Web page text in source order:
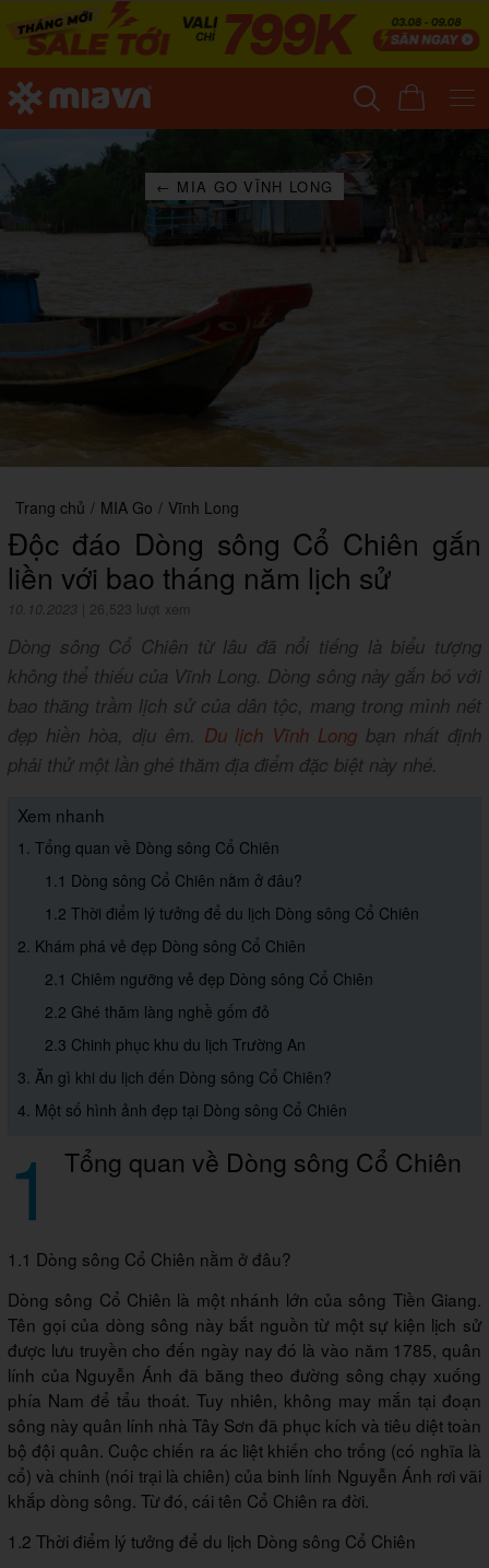
← MIA GO VĨNH LONG
Trang chủ / MIA Go / Vĩnh Long
Độc đáo Dòng sông Cổ Chiên gắn
liền với bao tháng năm lịch sử
10.10.2023 26,523 lượt xem
Dòng sông Cổ Chiên từ lâu đã nổi tiếng là biểu tượng
không thể thiếu của Vĩnh Long. Dòng sông này gắn bó với
bao thăng trầm lịch sử của dân tộc, mang trong mình nét
đẹp hiền hòa, dịu êm. Du lịch Vĩnh Long bạn nhất định
phải thử một lần ghé thăm địa điểm đặc biệt này nhé.
Xem nhanh
1. Tổng quan về Dòng sông Cổ Chiên
1.1 Dòng sông Cổ Chiên nằm ở đâu?
1.2 Thời điểm lý tưởng để du lịch Dòng sông Cổ Chiên
2. Khám phá vẻ đẹp Dòng sông Cổ Chiên
2.1 Chiêm ngưỡng vẻ đẹp Dòng sông Cổ Chiên
2.2 Ghé thăm làng nghề gốm đỏ
2.3 Chinh phục khu du lịch Trường An
3. Ăn gì khi du lịch đến Dòng sông Cổ Chiên?
4. Một số hình ảnh đẹp tại Dòng sông Cổ Chiên
1 Tổng quan về Dòng sông Cổ Chiên
1.1 Dòng sông Cổ Chiên nằm ở đâu?
Dòng sông Cổ Chiên là một nhánh lớn của sông Tiền Giang.
Tên gọi của dòng sông này bắt nguồn từ một sự kiện lịch sử
được lưu truyền cho đến ngày nay đó là vào năm 1785, quân
lính của Nguyễn Ánh đã băng theo đường sông chạy xuống
phía Nam để tẩu thoát. Tuy nhiên, không may mắn tại đoạn
sông này quân lính nhà Tây Sơn đã phục kích và tiêu diệt toàn
bộ đội quân. Cuộc chiến ra ác liệt khiến cho trống (có nghĩa là
cổ) và chinh (nói trại là chiên) của binh lính Nguyễn Ánh rơi vãi
khắp dòng sông. Từ đó, cái tên Cổ Chiên ra đời.
1.2 Thời điểm lý tưởng để du lịch Dòng sông Cổ Chiên